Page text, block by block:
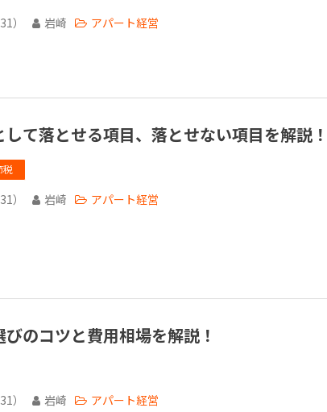
） 岩崎 アパート経営
て落とせる項目、落とせない項目を解説！
税
） 岩崎 アパート経営
のコツと費用相場を解説！
） 岩崎 アパート経営